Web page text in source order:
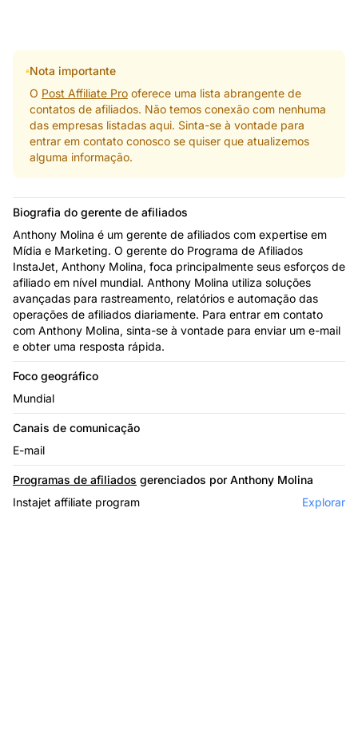
Nota importante
O Post Affiliate Prooferece uma lista abrangente de
contatos de afiliados. Não temos conexão com nenhuma
das empresas listadas aqui. Sinta-se à vontade para
entrar em contato conosco se quiser que atualizemos
alguma informação.
Biografia do gerente de afiliados
Anthony Molina é um gerente de afiliados com expertise em
Mídia e Marketing. O gerente do Programa de Afiliados
InstaJet, Anthony Molina, foca principalmente seus esforços de
afiliado em nível mundial. Anthony Molina utiliza soluções
avançadas para rastreamento, relatórios e automação das
operações de afiliados diariamente. Para entrar em contato
com Anthony Molina, sinta-se à vontade para enviar um e-mail
e obter uma resposta rápida.
Foco geográfico
Mundial
Canais de comunicação
E-mail
Programas de afiliados gerenciados por Anthony Molina
Instajet affiliate program
Explorar